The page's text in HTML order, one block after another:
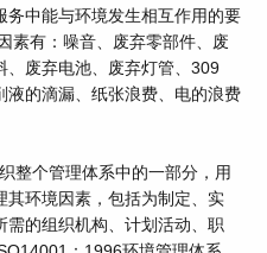
务中能与环境发生相互作用的要
素有：噪音、废弃零部件、废
、废弃电池、废弃灯管、309
液的滴漏、纸张浪费、电的浪费
个管理体系中的一部分，用
其环境因素，包括为制定、实
的组织机构、计划活动、职